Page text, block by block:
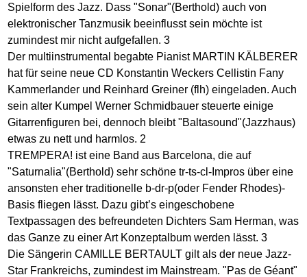
Spielform des Jazz. Dass "Sonar"(Berthold) auch von
elektronischer Tanzmusik beeinflusst sein möchte ist
zumindest mir nicht aufgefallen. 3
Der multiinstrumental begabte Pianist MARTIN KÄLBERER
hat für seine neue CD Konstantin Weckers Cellistin Fany
Kammerlander und Reinhard Greiner (flh) eingeladen. Auch
sein alter Kumpel Werner Schmidbauer steuerte einige
Gitarrenfiguren bei, dennoch bleibt "Baltasound"(Jazzhaus)
etwas zu nett und harmlos. 2
TREMPERA! ist eine Band aus Barcelona, die auf
"Saturnalia"(Berthold) sehr schöne tr-ts-cl-Impros über eine
ansonsten eher traditionelle b-dr-p(oder Fender Rhodes)-
Basis fliegen lässt. Dazu gibt’s eingeschobene
Textpassagen des befreundeten Dichters Sam Herman, was
das Ganze zu einer Art Konzeptalbum werden lässt. 3
Die Sängerin CAMILLE BERTAULT gilt als der neue Jazz-
Star Frankreichs, zumindest im Mainstream. "Pas de Géant"